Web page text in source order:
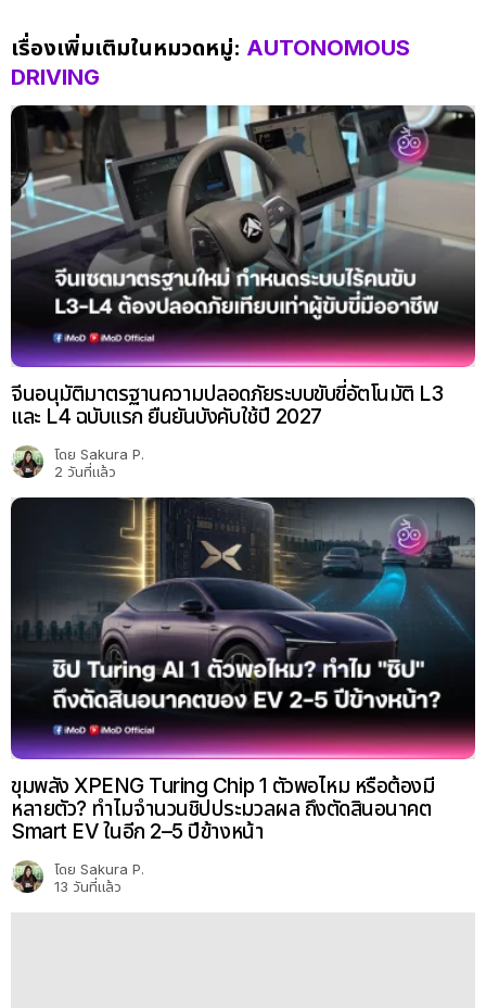
เรื่องเพิ่มเติมในหมวดหมู่: AUTONOMOUS
DRIVING
จีนอนุมัติมาตรฐานความปลอดภัยระบบขับขี่อัตโนมัติ L3
และ L4 ฉบับแรก ยืนยันบังคับใช้ปี 2027
โดย Sakura P.
2 วันที่แล้ว
ขุมพลัง XPENG Turing Chip 1 ตัวพอไหม หรือต้องมี
หลายตัว? ทำไมจำนวนชิปประมวลผล ถึงตัดสินอนาคต
Smart EV ในอีก 2–5 ปีข้างหน้า
โดย Sakura P.
13 วันที่แล้ว